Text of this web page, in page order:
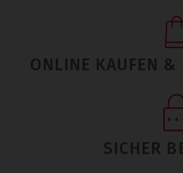
ONLINE KAUFEN &
SICHER